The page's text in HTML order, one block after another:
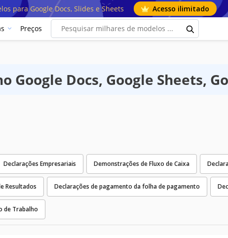
para Google Docs, Slides e Sheets Acesso ilimitado
Preços
Docs, Google Sheets,
Declarações Empresariais Demonstrações de Fluxo de Caixa
Resultados Declarações de pagamento da folha de pagamento
de Trabalho